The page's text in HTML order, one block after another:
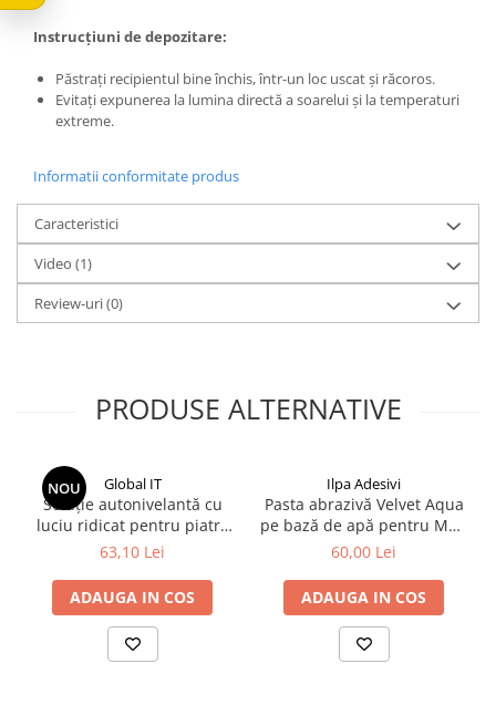
Instrucțiuni de depozitare:
Păstrați recipientul bine închis, într-un loc uscat și răcoros.
Evitați expunerea la lumina directă a soarelui și la temperaturi
extreme.
Informatii conformitate produs
Caracteristici
Video (1)
Review-uri(0)
PRODUSE ALTERNATIVE
NOU Global IT
Soluție autonivelantă cu
luciu ridicat pentru piatră
naturală (High Lux), 750 ml,
63,10 Lei
ADAUGA IN COS
Ilpa Adesivi
Pasta abrazivă Velvet Aqua
pe bază de apă pentru MDF
și vopsea auto, 0.5kg, Ilpa
60,00 Lei
ADAUGA IN COS